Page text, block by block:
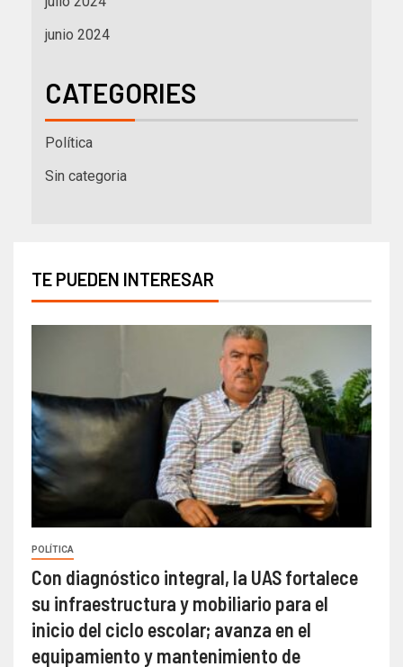
junio 2024
CATEGORIES
Política
Sin categoria
TE PUEDEN INTERESAR
POLÍTICA
Con diagnóstico integral, la UAS fortalece
su infraestructura y mobiliario para el
inicio del ciclo escolar; avanza en el
equipamiento y mantenimiento de